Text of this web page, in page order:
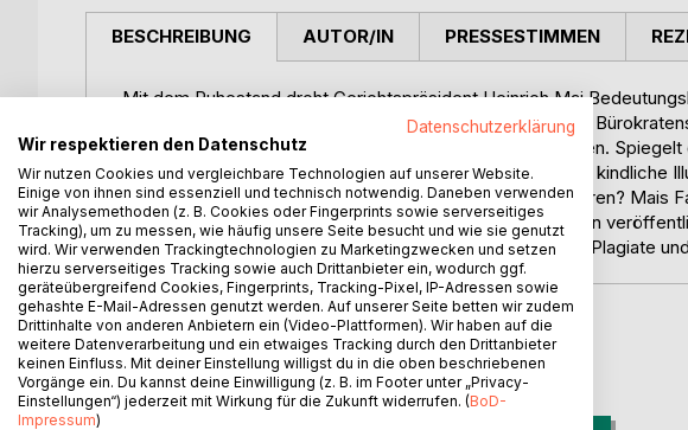
BESCHREIBUNG
Mit dem Ruhestand droht Gerichtspräsident Heinrich Mai
Neues einstellen oder ist er alltagsuntauglich und in seiner
schreiben, in denen sich Traum und Wirklichkeit vermengen.
einer mit Geschichten über protestierende Schäferhunde, kindliche
wahlkämpfende Giraffen die Leser an der Nase herumführen? Mais
Einfluss hat ein ehemaliger Griechischlehrer? Lässt sich ein
wird ein Verlag eingreifen, um Genderunverträglichkeiten, Plagiate
AUTOR/IN PRESSESTIMMEN
WEITERE TITEL BEIBoD
Datenschutzerklärung
Wir respektieren den Datenschutz
Wir nutzen Cookies und vergleichbare Technologien auf unserer Website.
Einige von ihnen sind essenziell und technisch notwendig. Daneben verwenden
wir Analysemethoden (z. B. Cookies oder Fingerprints sowie serverseitiges
Tracking), um zu messen, wie häufig unsere Seite besucht und wie sie genutzt
wird. Wir verwenden Trackingtechnologien zu Marketingzwecken und setzen
hierzu serverseitiges Tracking sowie auch Drittanbieter ein, wodurch ggf.
geräteübergreifend Cookies, Fingerprints, Tracking-Pixel, IP-Adressen sowie
gehashte E-Mail-Adressen genutzt werden. Auf unserer Seite betten wir zudem
Drittinhalte von anderen Anbietern ein (Video-Plattformen). Wir haben auf die
weitere Datenverarbeitung und ein etwaiges Tracking durch den Drittanbieter
keinen Einfluss. Mit deiner Einstellung willigst du in die oben beschriebenen
Vorgänge ein. Du kannst deine Einwilligung (z. B. im Footer unter „Privacy-
Einstellungen“) jederzeit mit Wirkung für die Zukunft widerrufen. (BoD-
Impressum)